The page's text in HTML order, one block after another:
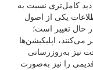
کامل‌تری نسبت به
یکی از اصول
حال تغییر است؛
می‌کنند، اپلیکیشن‌ها
نیز به‌روزرسانی
را نیز به‌صورت